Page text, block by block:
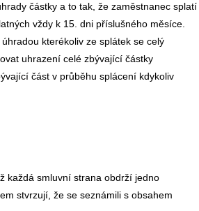
částky a to tak, že zaměstnanec splatí
vždy k 15. dni příslušného měsíce.
kterékoliv ze splátek se celý
uhrazení celé zbývající částky
část v průběhu splácení kdykoliv
každá smluvní strana obdrží jedno
stvrzují, že se seznámili s obsahem